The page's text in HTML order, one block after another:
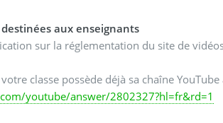
destinées aux enseignants
sur la réglementation du site de
classe possède déjà sa chaîne
youtube/answer/2802327?hl=fr&rd=1